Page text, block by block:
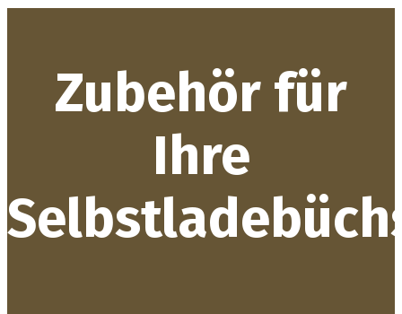
Zubehör für
Ihre